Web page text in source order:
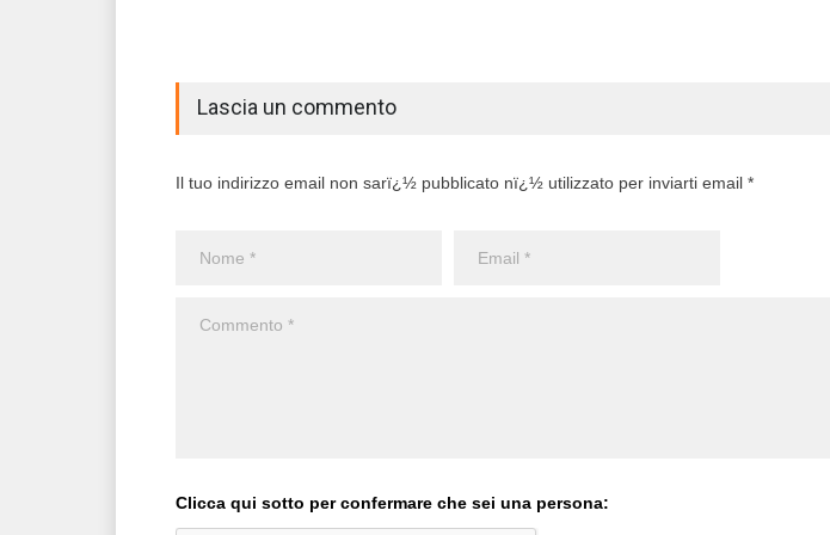
Lascia un commento
Il tuo indirizzo email non sarï¿½ pubblicato nï¿½ utilizzato per inviarti email *
Clicca qui sotto per confermare che sei una persona: